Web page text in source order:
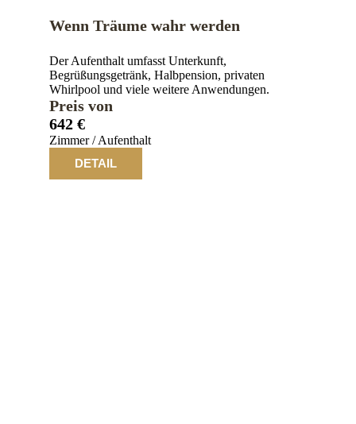
Wenn Träume wahr werden
Der Aufenthalt umfasst Unterkunft,
Begrüßungsgetränk, Halbpension, privaten
Whirlpool und viele weitere Anwendungen.
Preis von
642 €
Zimmer / Aufenthalt
DETAIL